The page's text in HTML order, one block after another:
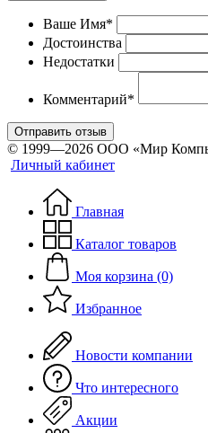
Ваше Имя*
Достоинства
Недостатки
Комментарий*
Отправить отзыв
© 1999—2026 ООО «Мир
Личный кабинет
Главная
Каталог товаров
Моя корзина (0)
Избранное
Новости компании
Что интересного
Акции